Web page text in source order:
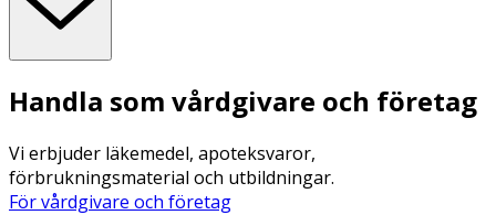
Handla som vårdgivare och företag
Vi erbjuder läkemedel, apoteksvaror,
förbrukningsmaterial och utbildningar.
För vårdgivare och företag